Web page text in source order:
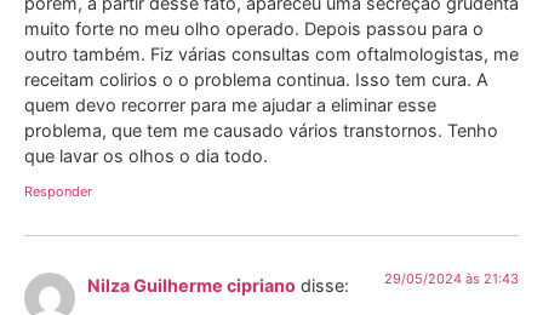
muito forte no meu olho operado. Depois passou para o
outro também. Fiz várias consultas com oftalmologistas, me
receitam colirios o o problema continua. Isso tem cura. A
quem devo recorrer para me ajudar a eliminar esse
problema, que tem me causado vários transtornos. Tenho
que lavar os olhos o dia todo.
Responder
Nilza Guilherme cipriano disse: 29/05/2024 às 21:43